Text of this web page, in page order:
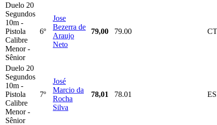
Duelo 20
Segundos
10m -
Pistola
Calibre
Menor -
Sênior
6º
Jose
Bezerra de
Araujo
Neto
79,00 79.00
Duelo 20
Segundos
10m -
Pistola
Calibre
Menor -
Sênior
7º
José
Marcio da
Rocha
Silva
78,01 78.01